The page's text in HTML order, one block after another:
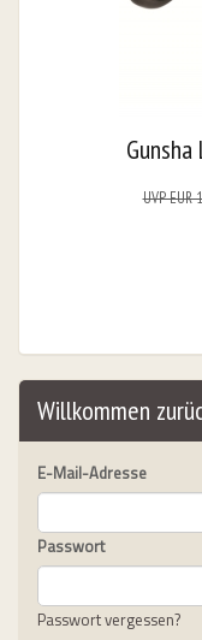
"
UVP EUR
Willkommen
E-Mail-Adresse
Passwort
Passwort vergessen?